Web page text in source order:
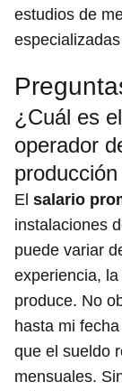
estudios de
¿Cuál es
operador
El salario
instalaciones
puede variar
experiencia,
produce. No
hasta mi
que el sueldo
mensuales.